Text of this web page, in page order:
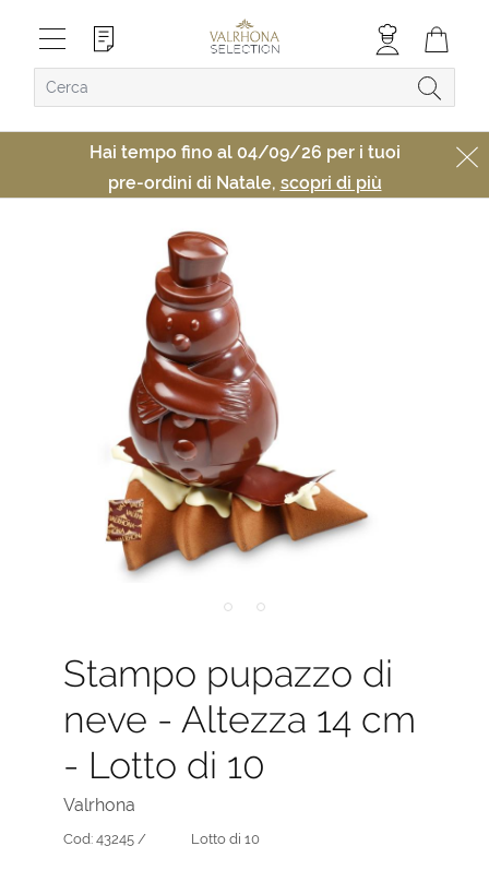
Hai tempo fino al 04/09/26 per i tuoi
pre-ordini di Natale, scopri di più
Stampo pupazzo di
neve - Altezza 14 cm
- Lotto di 10
Valrhona
Cod: 43245 / Lotto di 10